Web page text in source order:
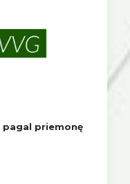
priemonę